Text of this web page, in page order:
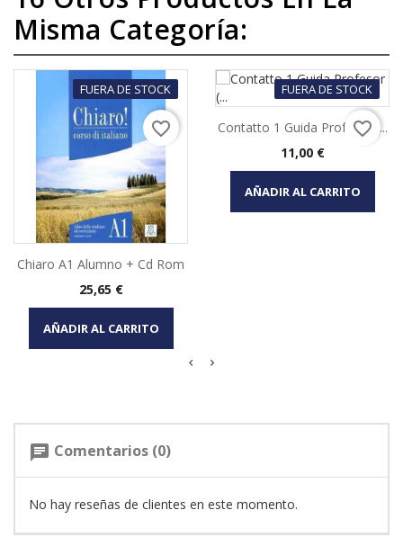
Misma Categoría:
FUERA DE STOCK
Chiaro A1 Alumno + Cd Rom
Precio
25,65 €
AÑADIR AL CARRITO
favorite_border
FUERA DE STOCK
Contatto 1 Guida Profesor (...
Precio
11,00 €
AÑADIR AL CARRITO
favorite_border
chat Comentarios (0)
No hay reseñas de clientes en este momento.